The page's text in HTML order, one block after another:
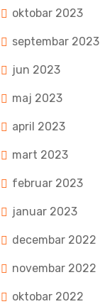
oktobar 2023
septembar 2023
jun 2023
maj 2023
april 2023
mart 2023
februar 2023
januar 2023
decembar 2022
novembar 2022
oktobar 2022